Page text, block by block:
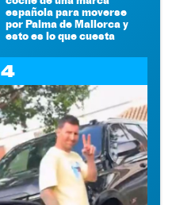
española para moverse
por Palma de Mallorca y
esto es lo que cuesta
4